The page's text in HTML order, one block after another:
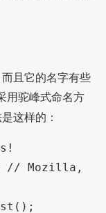
且它的名字有些
用驼峰式命名方
这样的：
{ // Mozilla,